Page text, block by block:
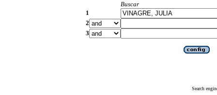
Buscar
1
2
3
Search